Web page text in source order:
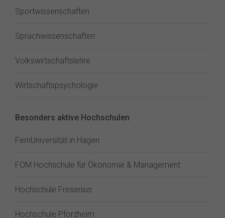
Sportwissenschaften
Sprachwissenschaften
Volkswirtschaftslehre
Wirtschaftspsychologie
Besonders aktive Hochschulen
FernUniversität in Hagen
FOM Hochschule für Ökonomie & Management
Hochschule Fresenius
Hochschule Pforzheim